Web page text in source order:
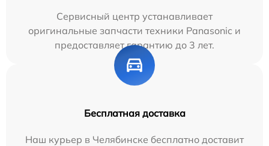
Сервисный центр устанавливает
оригинальные запчасти техники Panasonic и
предоставляет гарантию до 3 лет.
Бесплатная доставка
Наш курьер в Челябинске бесплатно доставит